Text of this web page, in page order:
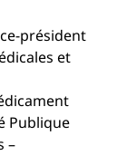
président
et
Publique
–